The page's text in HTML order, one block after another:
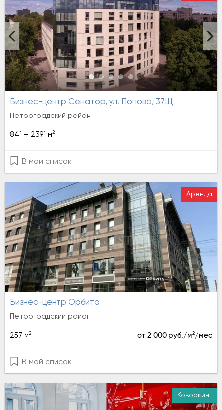
Бизнес-центр Сенатор, ул. Попова, 37Щ
Петроградский район
841 – 2391 м2
В мой список
Аренда
Бизнес-центр Орбита
Петроградский район
257 м2 от 2 000 руб./м2/мес
В мой список
Аренда
Коворкинг